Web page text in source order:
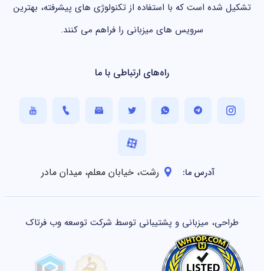
تشکیل شده است که با استفاده از تکنولوژی های پیشرفته، بهترین
سرویس های میزبانی را فراهم می کنند.
راه‌های ارتباطی با ما
آدرس ما: رشت، خیابان معلم، میدان مادر
طراحی، میزبانی و پشتیبانی توسط شرکت توسعه وب فرتاک